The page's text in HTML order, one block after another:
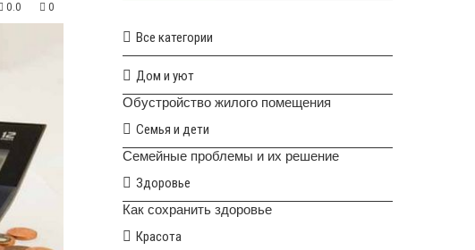
0.0 0
Все категории
Дом и уют
Обустройство жилого помещения
Семья и дети
Семейные проблемы и их решение
Здоровье
Как сохранить здоровье
Красота